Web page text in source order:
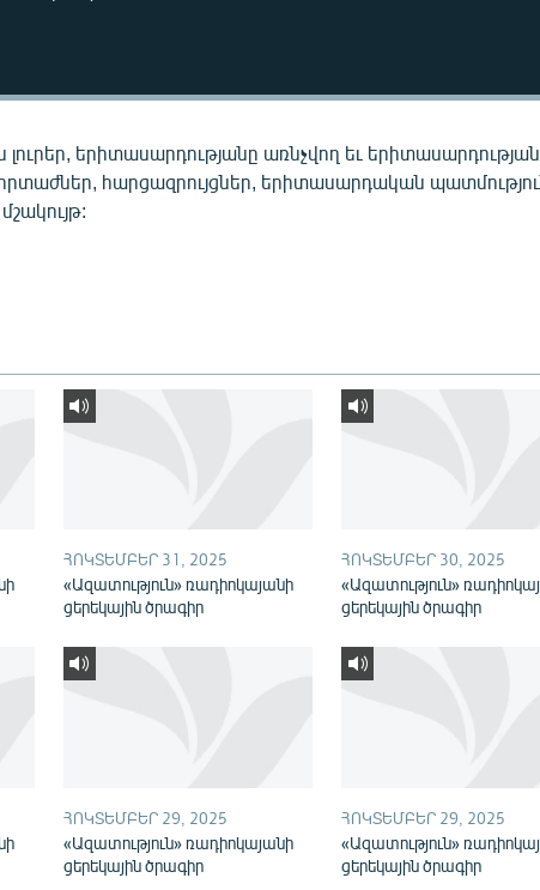
երիտասարդությանը առնչվող եւ
հարցազրույցներ, երիտասարդական
ՀՈԿՏԵՄԲԵՐ 31, 2025
«Ազատություն» ռադիոկայանի
ցերեկային ծրագիր
ՀՈԿՏԵՄԲԵՐ 30, 2025
«Ազատություն»
ցերեկային ծրագիր
ՀՈԿՏԵՄԲԵՐ 29, 2025
«Ազատություն» ռադիոկայանի
ցերեկային ծրագիր
ՀՈԿՏԵՄԲԵՐ 29, 2025
«Ազատություն»
ցերեկային ծրագիր